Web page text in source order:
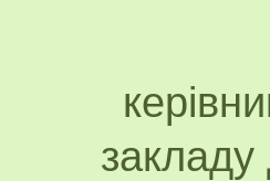
закладу